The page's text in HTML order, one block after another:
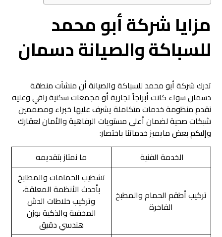
مزايا شركة أبو محمد
للسباكة والصيانة دسمان
تدرك شركة أبو محمد للسباكة والصيانة أن منشآت منطقة
دسمان سواء كانت أبراجاً تجارية أو مجمعات سكنية راقي وعليه
نقدم منظومة خدمات متكاملة يشرف عليها خبراء ومصممين
شبكات صحية لضمان أعلى مستويات الرفاهية والأمان لعقارك
وإليكم بعض مايميز خدماتنا باختصار:
الخدمة الفنية
ما نمتاز بتقديمه
تركيب أطقم الحمام والمطبخ
الفاخرة
تشطيب الحمامات والمطابخ
بأحدث الأنظمة المعلقة،
وتركيب خلاطات الدش
المخفية والذكية بوزن
هندسي دقيق